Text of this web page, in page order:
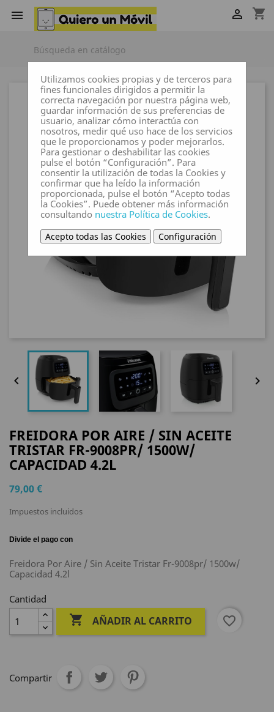
 shopping_cart

 
FREIDORA POR AIRE / SIN ACEITE
TRISTAR FR-9008PR/ 1500W/
CAPACIDAD 4.2L
79,00 €
Impuestos incluidos
Freidora Por Aire / Sin Aceite Tristar Fr-9008pr/ 1500w/
Capacidad 4.2l
Cantidad
 AÑADIR AL CARRITO favorite_border
Compartir
Utilizamos cookies propias y de terceros para
fines funcionales dirigidos a permitir la
correcta navegación por nuestra página web,
guardar información de sus preferencias de
usuario, analizar cómo interactúa con
nosotros, medir qué uso hace de los servicios
que le proporcionamos y poder mejorarlos.
Para gestionar o deshabilitar las cookies
pulse el botón “Configuración”. Para
consentir la utilización de todas la Cookies y
confirmar que ha leído la información
proporcionada, pulse el botón “Acepto todas
la Cookies”. Puede obtener más información
consultando nuestra Política de Cookies.
Acepto todas las Cookies Configuración